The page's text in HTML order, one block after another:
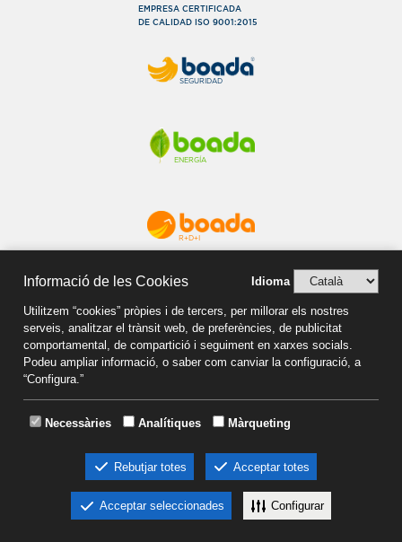
EMPRESA CERTIFICADA
DE CALIDAD ISO 9001:2015
SEGURIDAD
ENERGÍA
R+D+I
NEWSLETTER
Informació de les Cookies Idioma
Utilitzem “cookies” pròpies i de tercers, per millorar els nostres
serveis, analitzar el trànsit web, de preferències, de publicitat
comportamental, de compartició i seguiment en xarxes socials.
Podeu ampliar informació, o saber com canviar la configuració, a
“Configura.”
Necessàries Analítiques Màrqueting
Rebutjar totes Acceptar totes
Acceptar seleccionades Configurar